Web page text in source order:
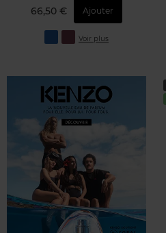
66,50 € Ajouter
Voir plus